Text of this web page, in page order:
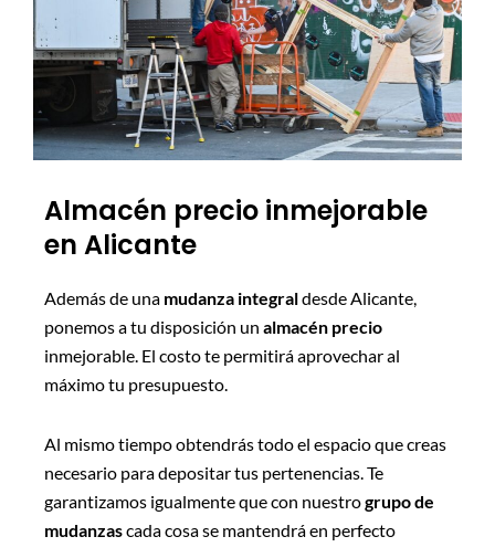
Almacén precio inmejorable
en Alicante
Además de una mudanza integraldesde Alicante,
ponemos a tu disposición un almacén precio
inmejorable. El costo te permitirá aprovechar al
máximo tu presupuesto.
Al mismo tiempo obtendrás todo el espacio que creas
necesario para depositar tus pertenencias. Te
garantizamos igualmente que con nuestrogrupo de
mudanzascada cosa se mantendrá en perfecto